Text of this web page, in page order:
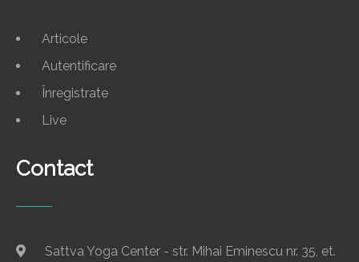
Articole
Autentificare
Înregistrate
Live
Contact
Sattva Yoga Center - str. Mihai Eminescu nr. 35, et.